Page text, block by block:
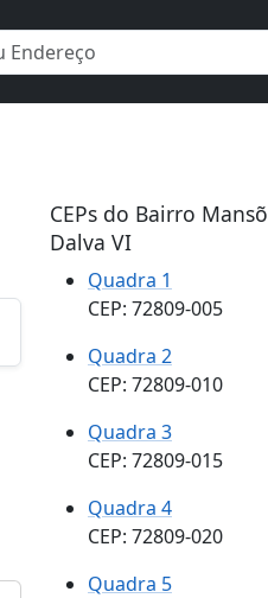
CEPs do Bairro
Dalva VI
Quadra 1
CEP: 72809-005
Quadra 2
CEP: 72809-010
Quadra 3
CEP: 72809-015
Quadra 4
CEP: 72809-020
Quadra 5